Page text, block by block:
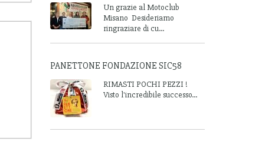
Un grazie al Motoclub
Misano Desideriamo
ringraziare di cu...
PANETTONE FONDAZIONE SIC58
RIMASTI POCHI PEZZI !
Visto l'incredibile successo...